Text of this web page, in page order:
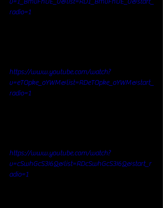
radio=1
https://www.youtube.com/watch?
v=eTOpke_oYWM&list=RDeTOpke_oYWM&start_
radio=1
https://www.youtube.com/watch?
v=cSwhGcS3I6Q&list=RDcSwhGcS3I6Q&start_r
adio=1